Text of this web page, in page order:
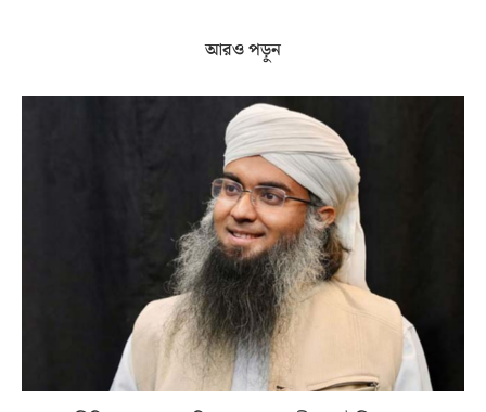
আরও পড়ুন